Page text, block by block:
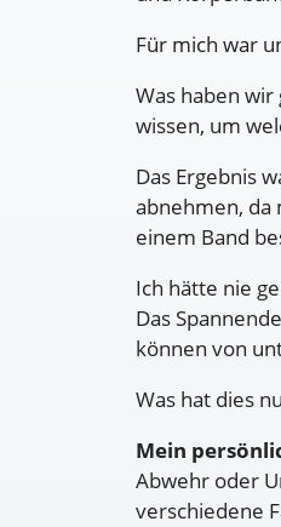
Für mich war
Was haben
wissen, um
Das Ergebnis
abnehmen, da
einem Band
Ich hätte nie
Das
können von
Was hat dies
Mein
Abwehr oder
verschiedene